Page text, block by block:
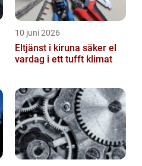
10 juni 2026
Eltjänst i kiruna säker el
vardag i ett tufft klimat